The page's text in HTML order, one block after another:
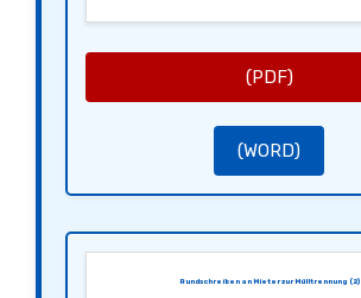
(PDF)
(WORD)
Rundschreiben an Mieter zur Mülltrennung (2)